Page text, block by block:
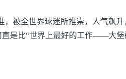
，被全世界球迷所推崇，人气飙
是比“世界上最好的工作——大堡